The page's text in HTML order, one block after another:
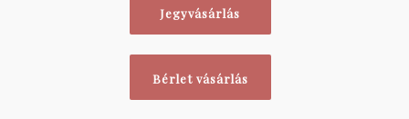
Jegyvásárlás
Bérlet vásárlás